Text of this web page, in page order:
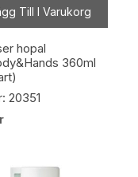
Till I Varukorg
hopal
360ml
20351